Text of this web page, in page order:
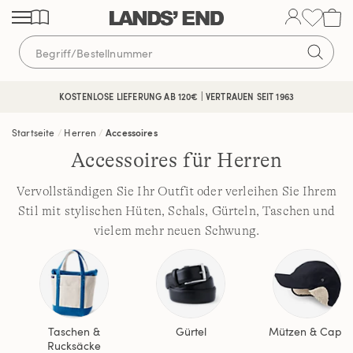
Direkt
zum
Inhalt
Direkt
zur
Navigation
Direkt
zur
Suche
KOSTENLOSE LIEFERUNG AB 120€ | VERTRAUEN SEIT 1963
Startseite Herren Accessoires
Accessoires für Herren
Vervollständigen Sie Ihr Outfit oder verleihen Sie Ihrem
Stil mit stylischen Hüten, Schals, Gürteln, Taschen und
vielem mehr neuen Schwung.
Taschen &
Rucksäcke
Gürtel Mützen & Caps